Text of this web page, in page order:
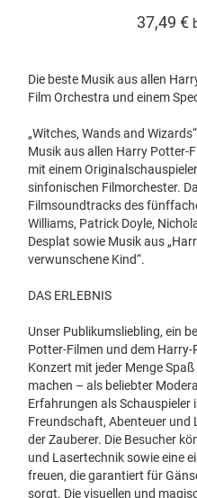
37,49 €
Die beste Musik aus allen
Film Orchestra und einem
„Witches, Wands and
Musik aus allen Harry Potter-
mit einem
sinfonischen Filmorchester.
Filmsoundtracks des
Williams, Patrick Doyle,
Desplat sowie Musik aus
verwunschene Kind“.
DAS ERLEBNIS
Unser Publikumsliebling, ein
Potter-Filmen und dem
Konzert mit jeder Menge
machen – als beliebter
Erfahrungen als
Freundschaft, Abenteuer und
der Zauberer. Die Besucher
und Lasertechnik sowie eine
freuen, die garantiert für
sorgt. Die visuellen und